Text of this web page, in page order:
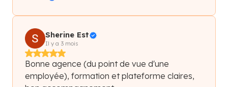
Sherine Est
Il y a 3 mois
Bonne agence (du point de vue d'une
employée), formation et plateforme claires,